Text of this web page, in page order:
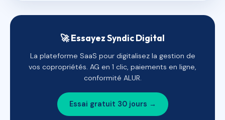
🚀 Essayez Syndic Digital
La plateforme SaaS pour digitalisez la gestion de
vos copropriétés. AG en 1 clic, paiements en ligne,
conformité ALUR.
Essai gratuit 30 jours →